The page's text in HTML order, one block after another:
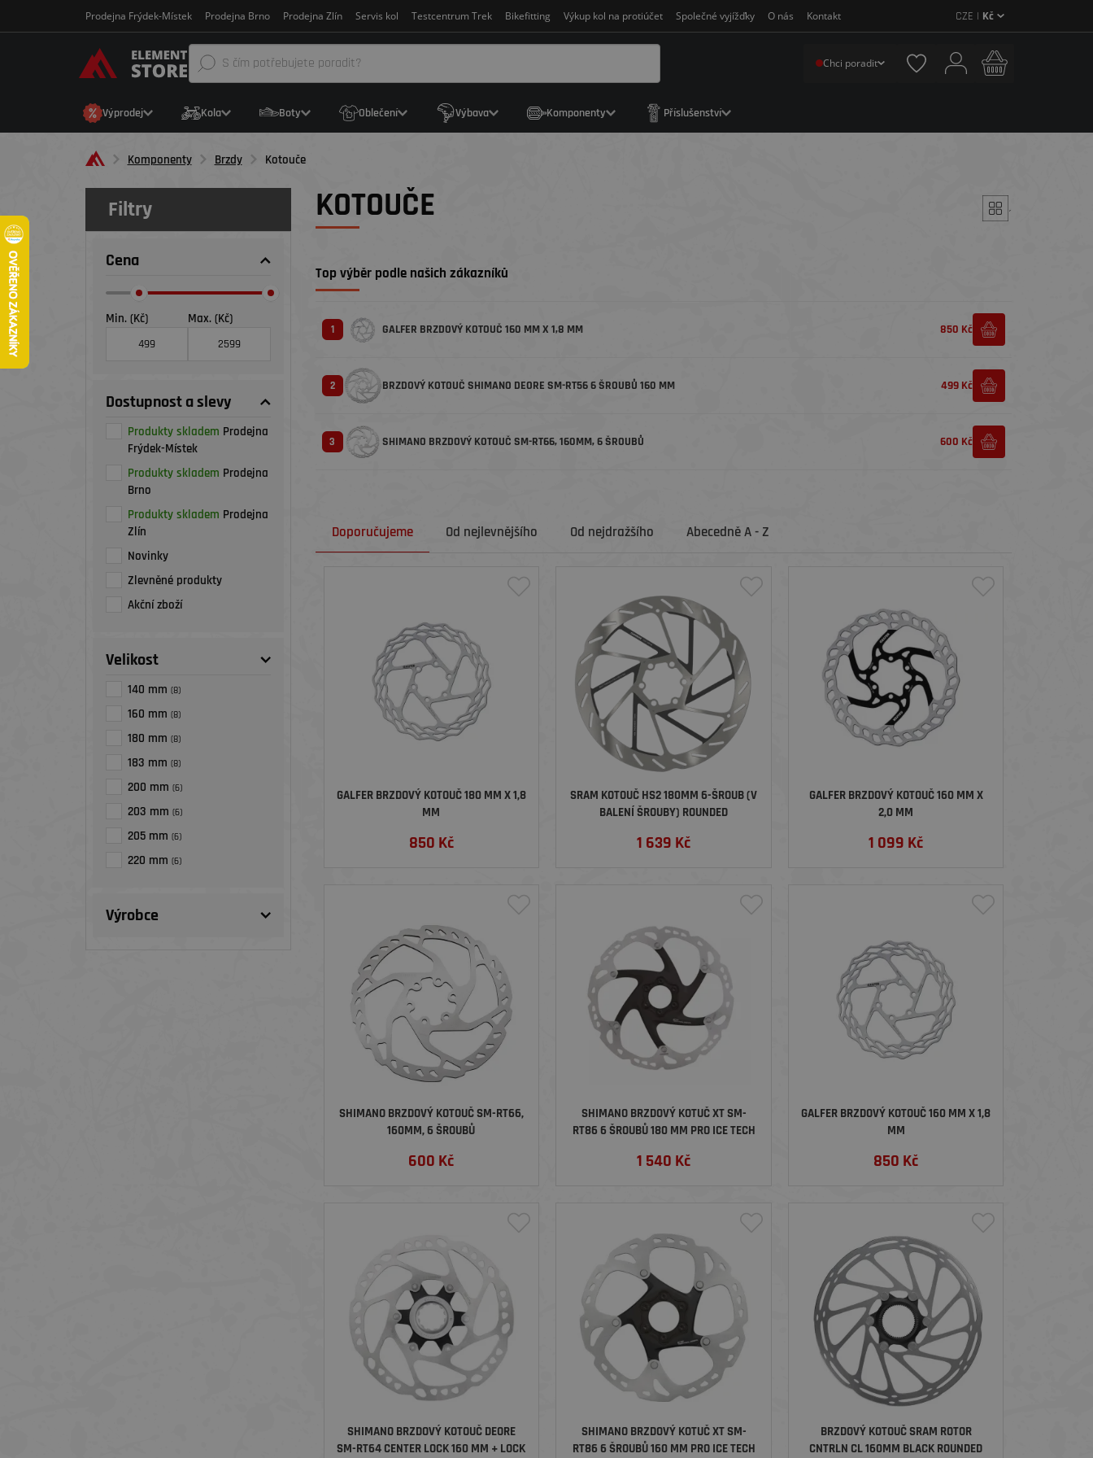
Prodejna Frýdek-Místek Prodejna Brno Prodejna Zlín Servis kol Testcentrum Trek Bikefitting Výkup kol na protiúčet Společné vyjížďky O nás Kontakt CZE | Kč
Chci poradit
Výprodej Kola Boty Oblečení Výbava Komponenty Příslušenství
Komponenty Brzdy Kotouče
Filtry
Cena
Min. (Kč) Max. (Kč)
Dostupnost a slevy
Produkty skladem Prodejna
Frýdek-Místek
Produkty skladem Prodejna
Brno
Produkty skladem Prodejna
Zlín
Novinky
Zlevněné produkty
Akční zboží
Velikost
140 mm (8)
160 mm (8)
180 mm (8)
183 mm (8)
200 mm (6)
203 mm (6)
205 mm (6)
220 mm (6)
Výrobce
KOTOUČE ´
Top výběr podle našich zákazníků
1 GALFER BRZDOVÝ KOTOUČ 160 MM X 1,8 MM 850 Kč
2 BRZDOVÝ KOTOUČ SHIMANO DEORE SM-RT56 6 ŠROUBŮ 160 MM 499 Kč
3 SHIMANO BRZDOVÝ KOTOUČ SM-RT66, 160MM, 6 ŠROUBŮ 600 Kč
Doporučujeme Od nejlevnějšího Od nejdražšího Abecedně A - Z
GALFER BRZDOVÝ KOTOUČ 180 MM X 1,8
MM
850 Kč
SRAM KOTOUČ HS2 180MM 6-ŠROUB (V
BALENÍ ŠROUBY) ROUNDED
1 639 Kč
GALFER BRZDOVÝ KOTOUČ 160 MM X
2,0 MM
1 099 Kč
SHIMANO BRZDOVÝ KOTOUČ SM-RT66,
160MM, 6 ŠROUBŮ
600 Kč
SHIMANO BRZDOVÝ KOTUČ XT SM-
RT86 6 ŠROUBŮ 180 MM PRO ICE TECH
1 540 Kč
GALFER BRZDOVÝ KOTOUČ 160 MM X 1,8
MM
850 Kč
SHIMANO BRZDOVÝ KOTOUČ DEORE
SM-RT64 CENTER LOCK 160 MM + LOCK
SHIMANO BRZDOVÝ KOTUČ XT SM-
RT86 6 ŠROUBŮ 160 MM PRO ICE TECH
BRZDOVÝ KOTOUČ SRAM ROTOR
CNTRLN CL 160MM BLACK ROUNDED